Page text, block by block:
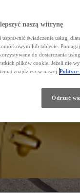
naszą witrynę
świadczenie usług,
lub tablecie.
do dostarczania
plików cookie. Jeżeli nie
znajdziesz w naszej Polityce
Odrzuć